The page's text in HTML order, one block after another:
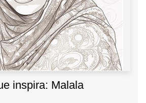
inspira: Malala